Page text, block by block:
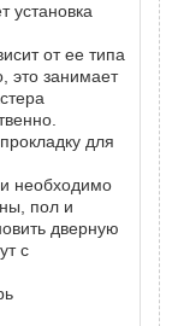
установка
от ее типа
это занимает
для
необходимо
пол и
дверную
с